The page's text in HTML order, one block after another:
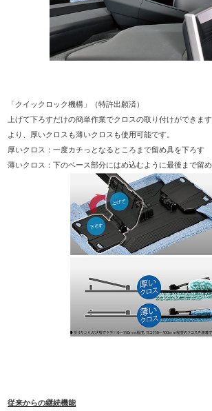
「クイックロック機構」（特許出願済）
上げて下ろすだけの簡単作業でクロスの取り付けができま
より、厚いクロスも薄いクロスも使用可能です。
厚いクロス：一度カチっとなるところまで留め具を下ろす
薄いクロス：下のベース部分にはめ込むように最後まで留
従来からの継続機能